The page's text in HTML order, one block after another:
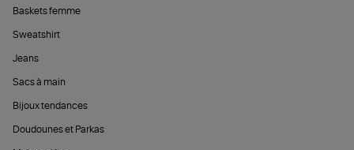
Baskets femme
Sweatshirt
Jeans
Sacs à main
Bijoux tendances
Doudounes et Parkas